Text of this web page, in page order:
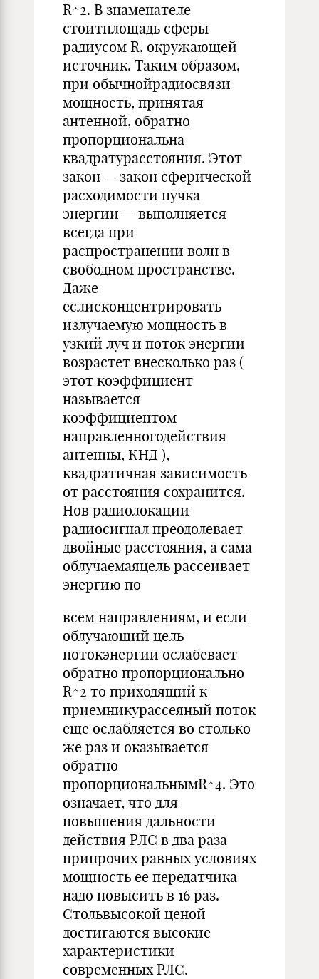
R^2. В знаменателе
стоитплощадь сферы
радиусом R, окружающей
источник. Таким образом,
при обычнойрадиосвязи
мощность, принятая
антенной, обратно
пропорциональна
квадратурасстояния. Этот
закон — закон сферической
расходимости пучка
энергии — выполняется
всегда при
распространении волн в
свободном пространстве.
Даже
еслисконцентрировать
излучаемую мощность в
узкий луч и поток энергии
возрастет внесколько раз (
этот коэффициент
называется
коэффициентом
направленногодействия
антенны, КНД ),
квадратичная зависимость
от расстояния сохранится.
Нов радиолокации
радиосигнал преодолевает
двойные расстояния, а сама
облучаемаяцель рассеивает
энергию по
всем направлениям, и если
облучающий цель
потокэнергии ослабевает
обратно пропорционально
R^2 то приходящий к
приемникурассеяный поток
еще ослабляется во столько
же раз и оказывается
обратно
пропорциональнымR^4. Это
означает, что для
повышения дальности
действия РЛС в два раза
припрочих равных условиях
мощность ее передатчика
надо повысить в 16 раз.
Стольвысокой ценой
достигаются высокие
характеристики
современных РЛС.